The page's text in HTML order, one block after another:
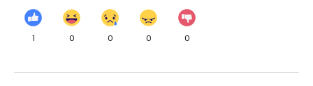
1 0 0 0 0